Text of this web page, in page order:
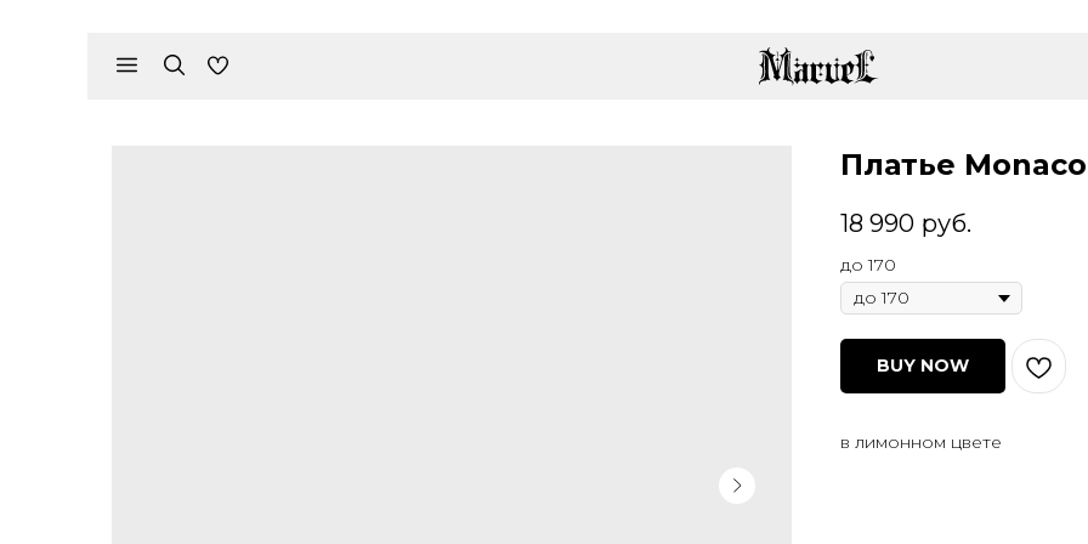
Платье
18 990 руб.
до 170
BUY NOW
в лимонном цвете